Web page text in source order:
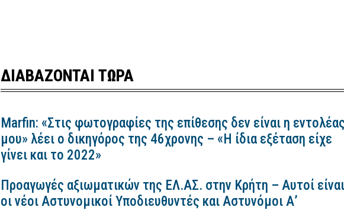
ΔΙΑΒΑΖΟΝΤΑΙ ΤΩΡΑ
Marfin: «Στις φωτογραφίες της επίθεσης δεν είναι η εντολέας
μου» λέει ο δικηγόρος της 46χρονης – «Η ίδια εξέταση είχε
γίνει και το 2022»
Προαγωγές αξιωματικών της ΕΛ.ΑΣ. στην Κρήτη – Αυτοί είναι
οι νέοι Αστυνομικοί Υποδιευθυντές και Αστυνόμοι Α’